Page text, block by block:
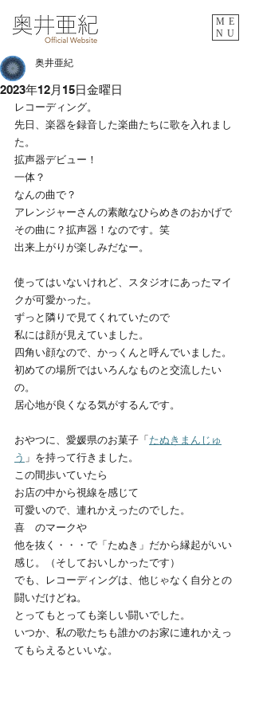
ME
NU
2023年12月15日金曜日
奥井亜紀
レコーディング。
先日、楽器を録音した楽曲たちに歌を入れまし
た。
拡声器デビュー！
一体？
なんの曲で？
アレンジャーさんの素敵なひらめきのおかげで
その曲に？拡声器！なのです。笑
出来上がりが楽しみだなー。
使ってはいないけれど、スタジオにあったマイ
クが可愛かった。
ずっと隣りで見てくれていたので
私には顔が見えていました。
四角い顔なので、かっくんと呼んでいました。
初めての場所ではいろんなものと交流したい
の。
居心地が良くなる気がするんです。
おやつに、愛媛県のお菓子「たぬきまんじゅ
う 」を持って行きました。
この間歩いていたら
お店の中から視線を感じて
可愛いので、連れかえったのでした。
喜　のマークや
他を抜く・・・で「たぬき」だから縁起がいい
感じ。（そしておいしかったです）
でも、レコーディングは、他じゃなく自分との
闘いだけどね。
とってもとっても楽しい闘いでした。
いつか、私の歌たちも誰かのお家に連れかえっ
てもらえるといいな。